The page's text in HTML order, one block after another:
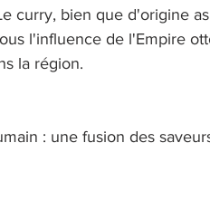
curry, bien que d'origine
l'influence de l'Empire
la région.
: une fusion des